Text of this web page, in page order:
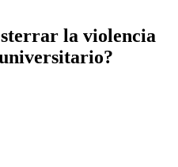
la violencia